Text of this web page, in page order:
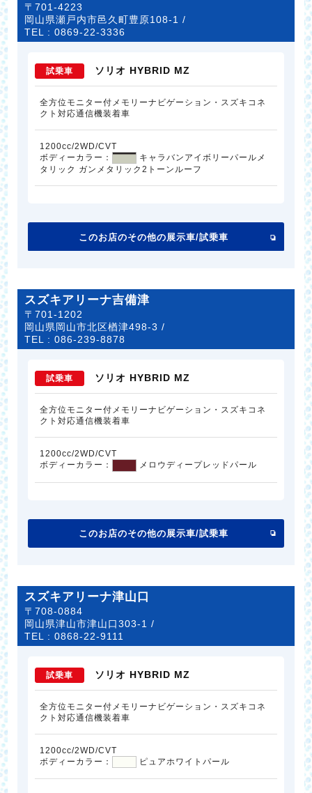
〒701-4223
岡山県瀬戸内市邑久町豊原108-1 /
TEL :0869-22-3336
試乗車 ソリオ HYBRID MZ
全方位モニター付メモリーナビゲーション・スズキコネ
クト対応通信機装着車
1200cc/2WD/CVT
ボディーカラー：
キャラバンアイボリーパールメ
タリック ガンメタリック2トーンルーフ
このお店のその他の展示車/試乗車
スズキアリーナ吉備津
〒701-1202
岡山県岡山市北区楢津498-3 /
TEL :086-239-8878
試乗車 ソリオ HYBRID MZ
全方位モニター付メモリーナビゲーション・スズキコネ
クト対応通信機装着車
1200cc/2WD/CVT
ボディーカラー：
メロウディープレッドパール
このお店のその他の展示車/試乗車
スズキアリーナ津山口
〒708-0884
岡山県津山市津山口303-1 /
TEL :0868-22-9111
試乗車 ソリオ HYBRID MZ
全方位モニター付メモリーナビゲーション・スズキコネ
クト対応通信機装着車
1200cc/2WD/CVT
ボディーカラー：
ピュアホワイトパール